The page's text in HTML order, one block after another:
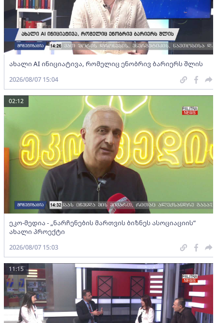
ახალი AI ინიციატივა, რომელიც ენობრივ ბარიერს შლის
2026/08/07 15:04
ეკო-მედია - „ნარჩენების მართვის ბიზნეს ასოციაციის”
ახალი პროექტი
02:12
2026/08/07 15:03
11:15